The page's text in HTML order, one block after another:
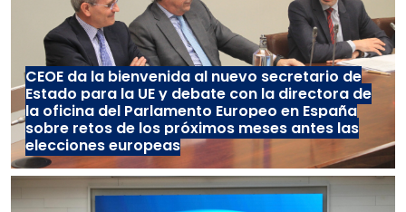
CEOE da la bienvenida al nuevo secretario de
Estado para la UE y debate con la directora de
la oficina del Parlamento Europeo en España
sobre retos de los próximos meses antes las
elecciones europeas